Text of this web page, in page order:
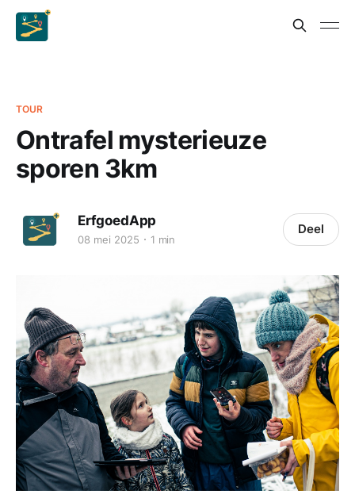
TOUR
Ontrafel mysterieuze
sporen 3km
ErfgoedApp
08 mei 2025 1 min
Deel